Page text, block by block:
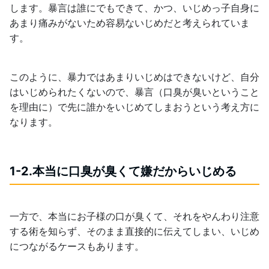
します。暴言は誰にでもできて、かつ、いじめっ子自身に
あまり痛みがないため容易ないじめだと考えられていま
す。
このように、暴力ではあまりいじめはできないけど、自分
はいじめられたくないので、暴言（口臭が臭いということ
を理由に）で先に誰かをいじめてしまおうという考え方に
なります。
1-2.本当に口臭が臭くて嫌だからいじめる
一方で、本当にお子様の口が臭くて、それをやんわり注意
する術を知らず、そのまま直接的に伝えてしまい、いじめ
につながるケースもあります。